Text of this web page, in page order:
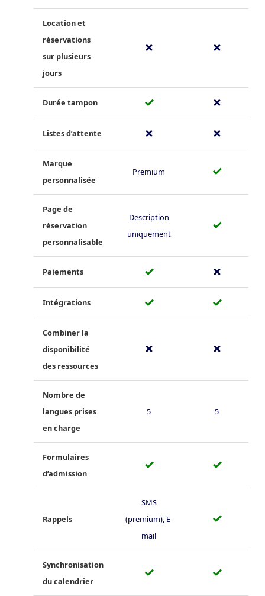
Location et
réservations
sur plusieurs
jours
✗ ✗
Durée tampon ✓ ✗
Listes d’attente ✗ ✗
Marque
personnalisée
Premium ✓
Page de
réservation
personnalisable
Description
uniquement
✓
Paiements ✓ ✗
Intégrations ✓ ✓
Combiner la
disponibilité
des ressources
✗ ✗
Nombre de
langues prises
en charge
5 5
Formulaires
d’admission
✓ ✓
Rappels
SMS
(premium), E-
mail
✓
Synchronisation
du calendrier
✓ ✓